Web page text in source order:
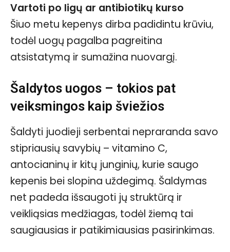
Vartoti po ligų ar antibiotikų kurso
Šiuo metu kepenys dirba padidintu krūviu,
todėl uogų pagalba pagreitina
atsistatymą ir sumažina nuovargį.
Šaldytos uogos – tokios pat
veiksmingos kaip šviežios
Šaldyti juodieji serbentai nepraranda savo
stipriausių savybių – vitamino C,
antocianinų ir kitų junginių, kurie saugo
kepenis bei slopina uždegimą. Šaldymas
net padeda išsaugoti jų struktūrą ir
veikliąsias medžiagas, todėl žiemą tai
saugiausias ir patikimiausias pasirinkimas.